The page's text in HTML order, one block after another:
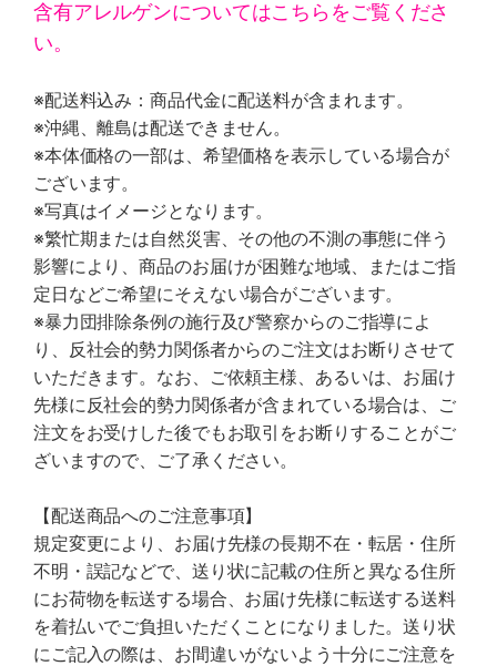
含有アレルゲンについてはこちらをご覧くださ
い。
※配送料込み：商品代金に配送料が含まれます。
※沖縄、離島は配送できません。
※本体価格の一部は、希望価格を表示している場合が
ございます。
※写真はイメージとなります。
※繁忙期または自然災害、その他の不測の事態に伴う
影響により、商品のお届けが困難な地域、またはご指
定日などご希望にそえない場合がございます。
※暴力団排除条例の施行及び警察からのご指導によ
り、反社会的勢力関係者からのご注文はお断りさせて
いただきます。なお、ご依頼主様、あるいは、お届け
先様に反社会的勢力関係者が含まれている場合は、ご
注文をお受けした後でもお取引をお断りすることがご
ざいますので、ご了承ください。
【配送商品へのご注意事項】
規定変更により、お届け先様の長期不在・転居・住所
不明・誤記などで、送り状に記載の住所と異なる住所
にお荷物を転送する場合、お届け先様に転送する送料
を着払いでご負担いただくことになりました。送り状
にご記入の際は、お間違いがないよう十分にご注意を